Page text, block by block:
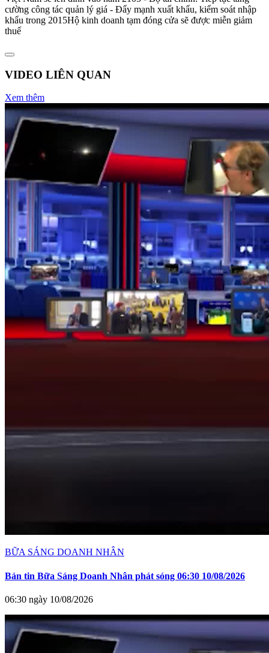
cường công tác quản lý giá - Đẩy mạnh xuất khẩu, kiểm soát nhập
khẩu trong 2015Hộ kinh doanh tạm đóng cửa sẽ được miễn giảm
thuế
VIDEO LIÊN QUAN
Xem thêm
BỮA SÁNG DOANH NHÂN
Bản tin Bữa Sáng Doanh Nhân phát sóng 06:30 10/08/2026
06:30 ngày 10/08/2026